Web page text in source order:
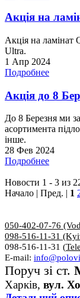
Акція на
Акція на ламінат
Ultra.
1 Апр 2024
Подробнее
Акція до 8
До 8 Березня ми
асортимента
інше.
28 Фев 2024
Подробнее
Новости 1 - 3 из
Начало | Пред. | 1
050-402-07-76
098-516-11-31
098-516-11-31 (
E-mail:
Поруч зі ст.
Харків, вул.